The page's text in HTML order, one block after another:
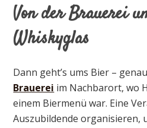
Von der Brauerei
Whiskyglas
Dann geht’s ums Bier –
Brauerei im Nachbarort, wo
einem Biermenü war. Eine
Auszubildende organisieren,